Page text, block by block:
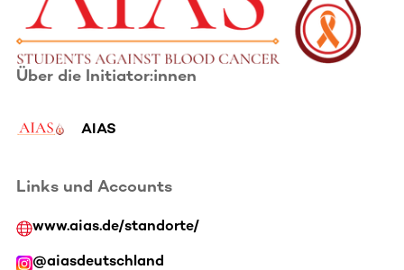
Über die Initiator:innen
AIAS
Links und Accounts
www.aias.de/standorte/
@aiasdeutschland